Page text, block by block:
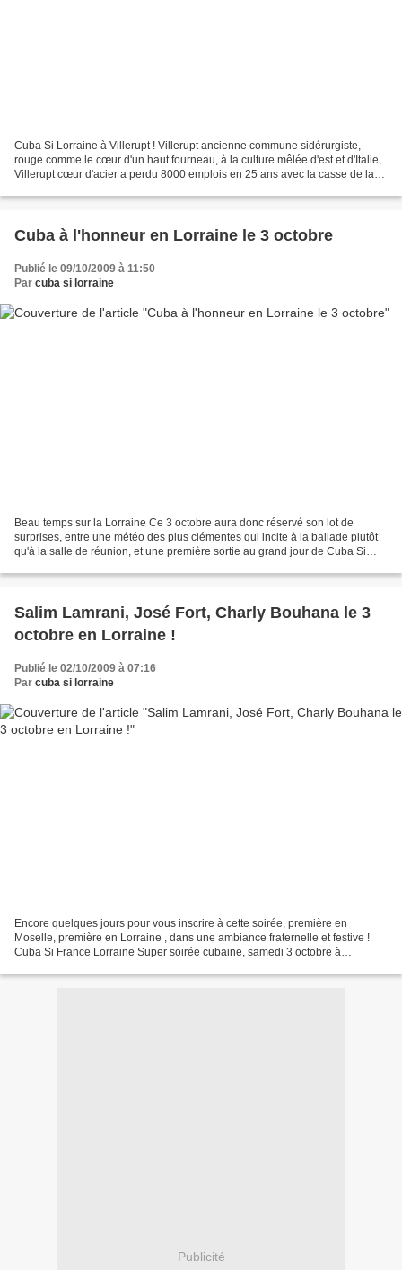
Cuba Si Lorraine à Villerupt ! Villerupt ancienne commune sidérurgiste,
rouge comme le cœur d'un haut fourneau, à la culture mêlée d'est et d'Italie,
Villerupt cœur d'acier a perdu 8000 emplois en 25 ans avec la casse de la
Cuba à l'honneur en Lorraine le 3 octobre
Publié le 09/10/2009 à 11:50
Par cuba si lorraine
Beau temps sur la Lorraine Ce 3 octobre aura donc réservé son lot de
surprises, entre une météo des plus clémentes qui incite à la ballade plutôt
qu'à la salle de réunion, et une première sortie au grand jour de Cuba Si
Salim Lamrani, José Fort, Charly Bouhana le 3
octobre en Lorraine !
Publié le 02/10/2009 à 07:16
Par cuba si lorraine
Encore quelques jours pour vous inscrire à cette soirée, première en
Moselle, première en Lorraine , dans une ambiance fraternelle et festive !
Cuba Si France Lorraine Super soirée cubaine, samedi 3 octobre à
Publicité